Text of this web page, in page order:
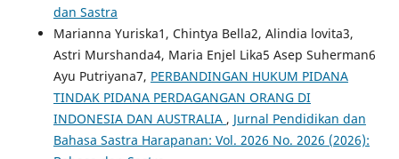
dan Sastra
Marianna Yuriska1, Chintya Bella2, Alindia lovita3,
Astri Murshanda4, Maria Enjel Lika5 Asep Suherman6
Ayu Putriyana7, PERBANDINGAN HUKUM PIDANA
TINDAK PIDANA PERDAGANGAN ORANG DI
INDONESIA DAN AUSTRALIA , Jurnal Pendidikan dan
Bahasa Sastra Harapanan: Vol. 2026 No. 2026 (2026):